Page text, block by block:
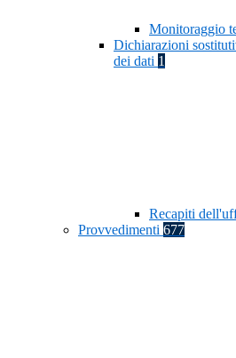
Monitoraggio
Dichiarazioni
dei dati 1
Recapiti
Provvedimenti 677